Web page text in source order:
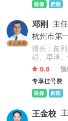
医保 西医
多点执业
邓刚 主
杭州市第
擅长：前
碍、早泄
理，包括
体植入术
包皮过长
阴茎矫正等
9.8 预
专享挂号费
医保 西医
王金校